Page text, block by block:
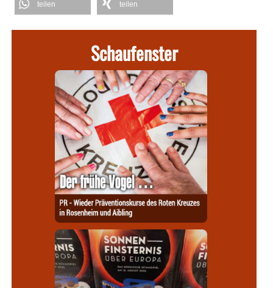
teilen teilen
Schaufenster